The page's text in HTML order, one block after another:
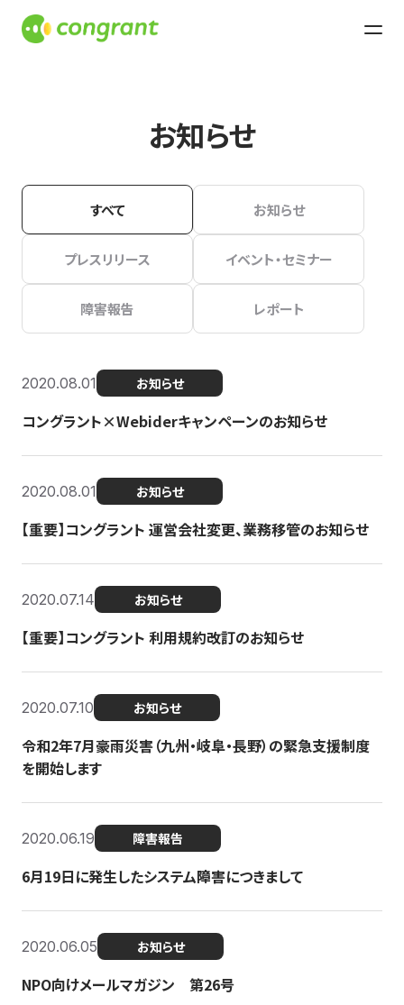
お知らせ
すべて お知らせ
プレスリリース イベント・セミナー
障害報告 レポート
2020.08.01 お知らせ
コングラント×Webiderキャンペーンのお知らせ
2020.08.01 お知らせ
【重要】コングラント 運営会社変更、業務移管のお知らせ
2020.07.14 お知らせ
【重要】コングラント 利用規約改訂のお知らせ
2020.07.10 お知らせ
令和2年7月豪雨災害（九州・岐阜・長野）の緊急支援制度
を開始します
2020.06.19 障害報告
6月19日に発生したシステム障害につきまして
2020.06.05 お知らせ
NPO向けメールマガジン 第26号